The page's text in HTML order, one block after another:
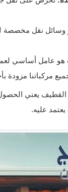
وسائل نقل مخصصة
عامل أساسي
مركباتنا مزودة
القطيف يعني
عليه.